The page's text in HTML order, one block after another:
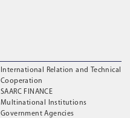
International Relation and Technical
Cooperation
SAARC FINANCE
Multinational Institutions
Government Agencies